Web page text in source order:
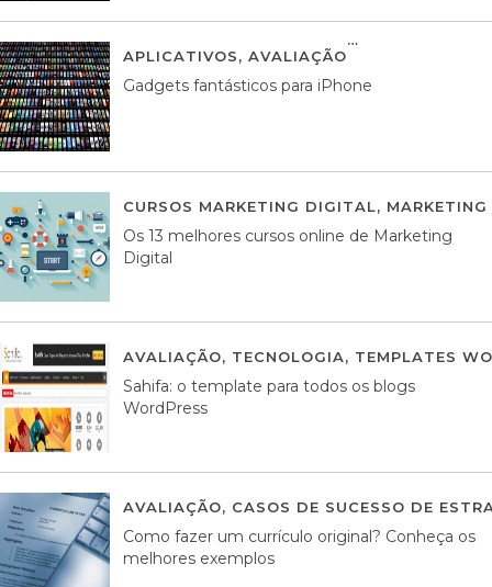
APLICATIVOS, AVALIAÇÃO
Gadgets fantásticos para iPhone
CURSOS MARKETING DIGITAL,
Os 13 melhores cursos online de Marketing
Digital
AVALIAÇÃO, TECNOLOGIA, TEMPLATES
Sahifa: o template para todos os blogs
WordPress
AVALIAÇÃO, CASOS DE SUCESSO DE
Como fazer um currículo original? Conheça os
melhores exemplos